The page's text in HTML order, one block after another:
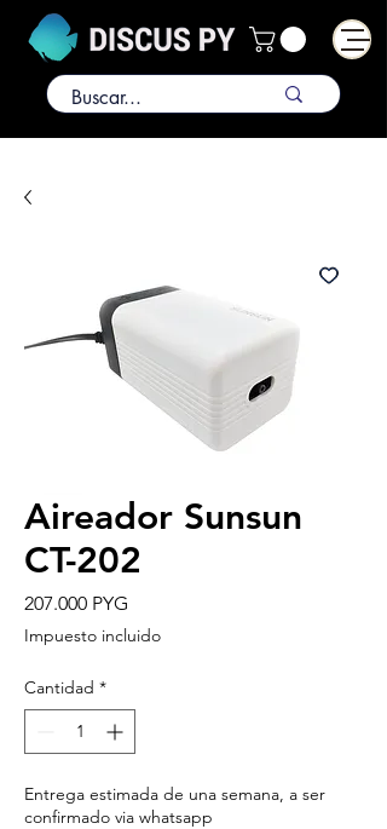
Aireador Sunsun
CT-202
207.000 PYG
Impuesto incluido
Cantidad *
Entrega estimada de una semana, a ser
confirmado via whatsapp